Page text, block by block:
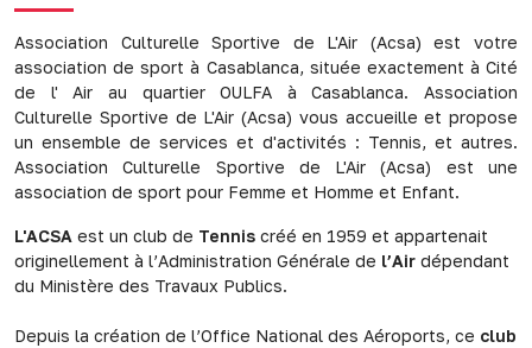
Association Culturelle Sportive de L'Air (Acsa) est votre
association de sport à Casablanca, située exactement à Cité
de l' Air au quartier OULFA à Casablanca. Association
Culturelle Sportive de L'Air (Acsa) vous accueille et propose
un ensemble de services et d'activités : Tennis, et autres.
Association Culturelle Sportive de L'Air (Acsa) est une
association de sport pour Femme et Homme et Enfant.
L'ACSA est un club de Tennis créé en 1959 et appartenait
originellement à l’Administration Générale de l’Air dépendant
du Ministère des Travaux Publics.
Depuis la création de l’Office National des Aéroports, ce club